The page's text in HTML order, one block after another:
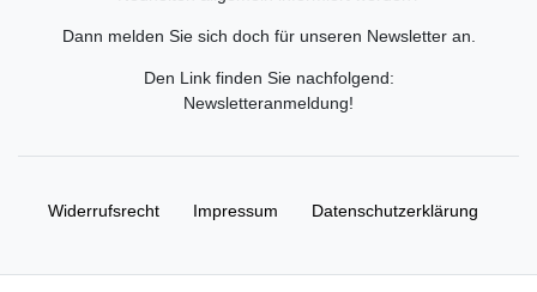
Dann melden Sie sich doch für unseren Newsletter an.
Den Link finden Sie nachfolgend:
Newsletteranmeldung!
Widerrufs­recht Impressum Daten­schutz­erklärung